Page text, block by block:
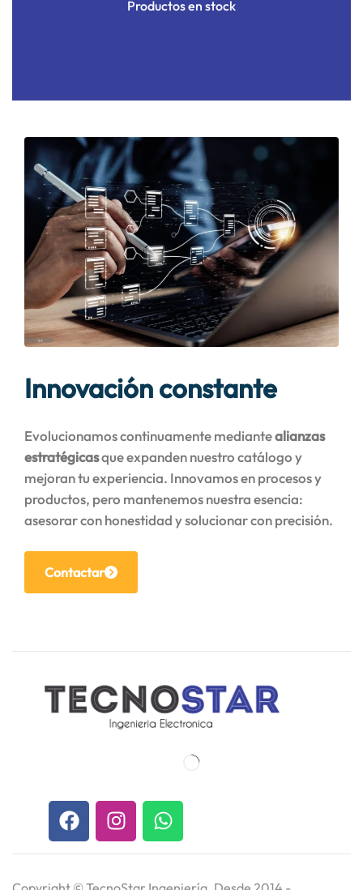
Productos en stock
Innovación constante
Evolucionamos continuamente mediantealianzas
estratégicasque expanden nuestro catálogo y
mejoran tu experiencia. Innovamos en procesos y
productos, pero mantenemos nuestra esencia:
asesorar con honestidad y solucionar con precisión.
Contactar